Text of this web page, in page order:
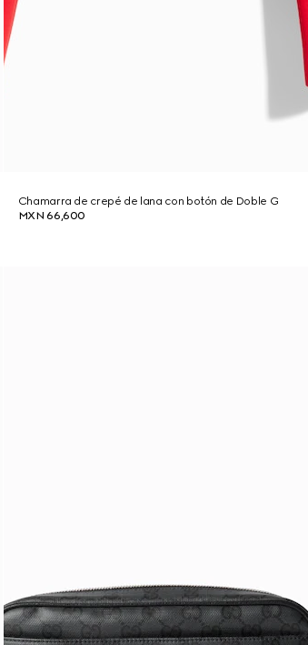
Chamarra de crepé de lana con botón de Doble G
MXN 66,600